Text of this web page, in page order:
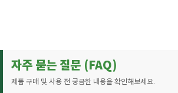
자주 묻는 질문 (FAQ)
제품 구매 및 사용 전 궁금한 내용을 확인해보세요.